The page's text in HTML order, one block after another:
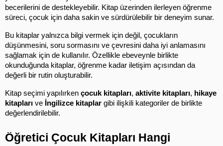
becerilerini de destekleyebilir. Kitap üzerinden ilerleyen öğrenme
süreci, çocuk için daha sakin ve sürdürülebilir bir deneyim sunar.
Bu kitaplar yalnızca bilgi vermek için değil, çocukların
düşünmesini, soru sormasını ve çevresini daha iyi anlamasını
sağlamak için de kullanılır. Özellikle ebeveynle birlikte
okunduğunda kitaplar, öğrenme kadar iletişim açısından da
değerli bir rutin oluşturabilir.
Kitap seçimi yapılırken çocuk kitapları, aktivite kitapları, hikaye
kitapları ve İngilizce kitaplar gibi ilişkili kategoriler de birlikte
değerlendirilebilir.
Öğretici Çocuk Kitapları Hangi